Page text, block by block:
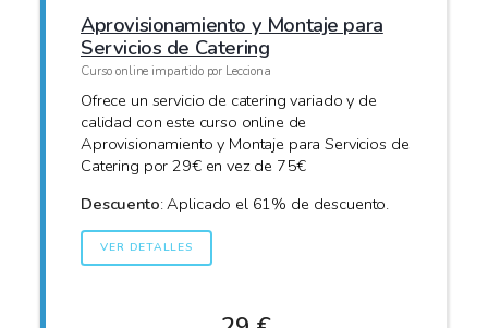
Aprovisionamiento y Montaje para
Servicios de Catering
Curso online impartido por Lecciona
Ofrece un servicio de catering variado y de
calidad con este curso online de
Aprovisionamiento y Montaje para Servicios de
Catering por 29€ en vez de 75€
Descuento: Aplicado el 61% de descuento.
VER DETALLES